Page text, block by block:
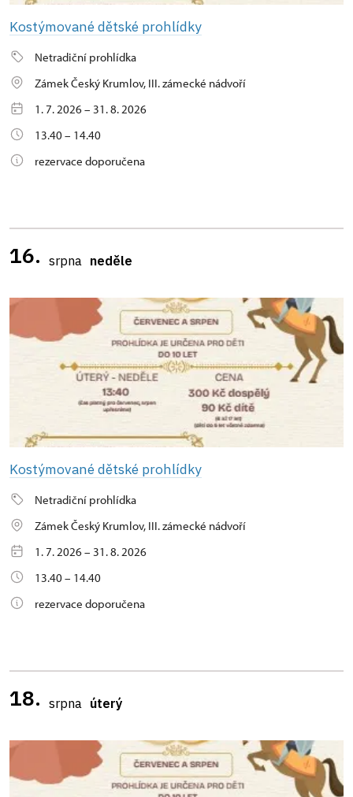
Kostýmované dětské prohlídky
Netradiční prohlídka
Zámek Český Krumlov, III. zámecké nádvoří
1. 7. 2026 – 31. 8. 2026
13.40 – 14.40
rezervace doporučena
16. srpna neděle
Kostýmované dětské prohlídky
Netradiční prohlídka
Zámek Český Krumlov, III. zámecké nádvoří
1. 7. 2026 – 31. 8. 2026
13.40 – 14.40
rezervace doporučena
18. srpna úterý